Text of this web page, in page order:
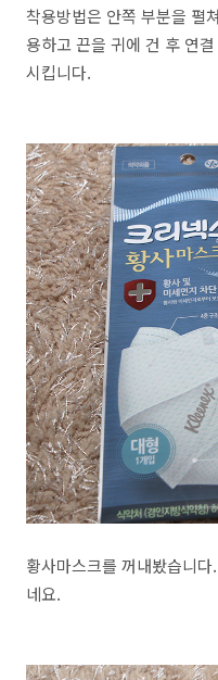
착용방법은 안쪽 부분을 펼
용하고 끈을 귀에 건 후 연
시킵니다.
황사마스크를 꺼내봤습니
네요.